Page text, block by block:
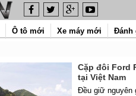
Ô tô mới Xe máy mới Đánh
Cặp đôi Ford
tại Việt Nam
Đều giữ nguyên